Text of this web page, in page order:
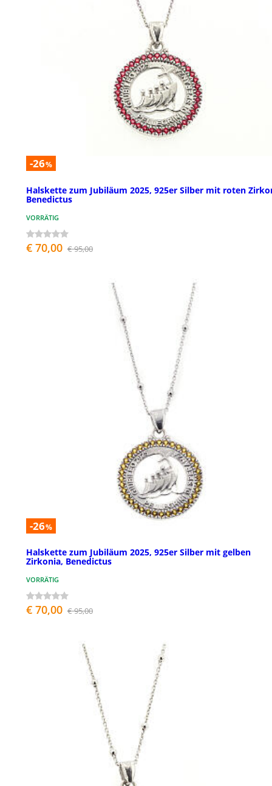
-26%
Halskette zum Jubiläum 2025, 925er Silber mit roten
Benedictus
VORRÄTIG
€ 70,00 € 95,00
-26%
Halskette zum Jubiläum 2025, 925er Silber mit gelben
Zirkonia, Benedictus
VORRÄTIG
€ 70,00 € 95,00